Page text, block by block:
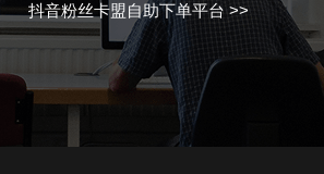
抖音粉丝卡盟自助下单平台>>